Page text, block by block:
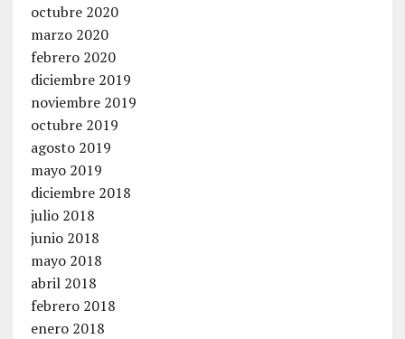
octubre 2020
marzo 2020
febrero 2020
diciembre 2019
noviembre 2019
octubre 2019
agosto 2019
mayo 2019
diciembre 2018
julio 2018
junio 2018
mayo 2018
abril 2018
febrero 2018
enero 2018